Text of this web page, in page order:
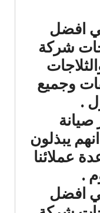
افضل
شركة
وجميع
.
يبذلون
عملائنا
.
افضل